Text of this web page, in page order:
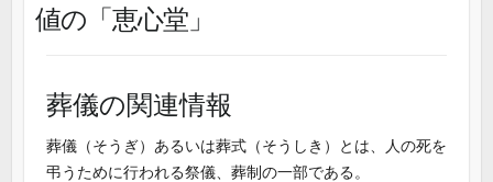
値の「恵心堂」
葬儀の関連情報
葬儀（そうぎ）あるいは葬式（そうしき）とは、人の死を
弔うために行われる祭儀、葬制の一部である。